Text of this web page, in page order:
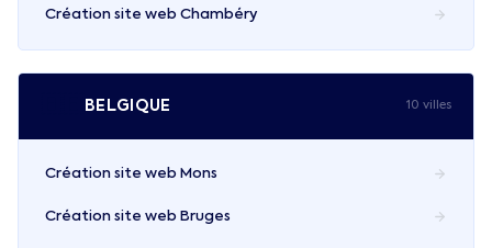
Création site web Chambéry
BELGIQUE 10 villes
Création site web Mons
Création site web Bruges